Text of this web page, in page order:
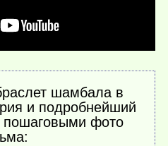
шамбала в
и подробнейший
пошаговыми фото